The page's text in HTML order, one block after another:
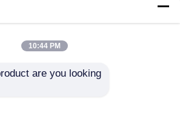
Module
ABB
10:44 PM
are you looking